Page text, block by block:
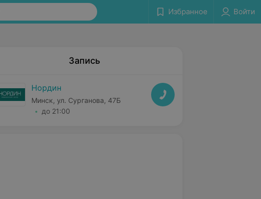
Избранное Войти
Запись
Нордин
Минск, ул. Сурганова, 47Б
до 21:00